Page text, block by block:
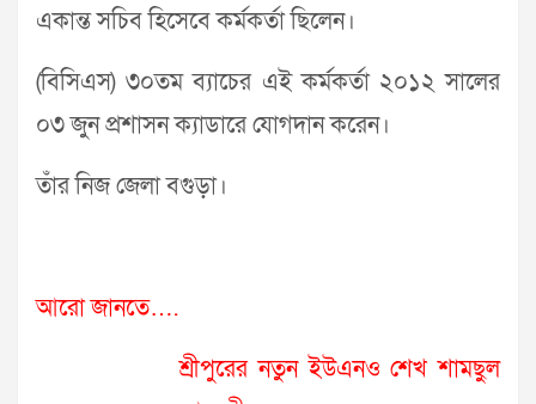
একান্ত সচিব হিসেবে কর্মকর্তা ছিলেন।
(বিসিএস) ৩০তম ব্যাচের এই কর্মকর্তা ২০১২ সালের
০৩ জুন প্রশাসন ক্যাডারে যোগদান করেন।
তাঁর নিজ জেলা বগুড়া।
আরো জানতে….
শ্রীপুরের নতুন ইউএনও শেখ শামছুল